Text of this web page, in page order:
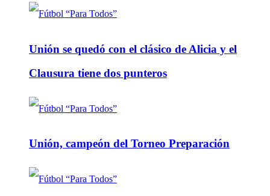
Unión se quedó con el clásico de Alicia y el
Clausura tiene dos punteros
Unión, campeón del Torneo Preparación